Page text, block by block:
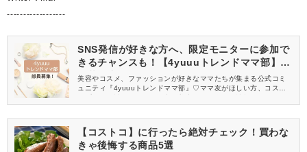
------------------
SNS発信が好きな方へ、限定モニターに参加で
きるチャンスも！【4yuuuトレンドママ部】部
員募集中
美容やコスメ、ファッションが好きなママたちが集まる公式コミ
ュニティ『4yuuuトレンドママ部』♡ママ友がほしい方、コスメサ
信してくれる方を募集しています！
【コストコ】に行ったら絶対チェック！買わな
きゃ後悔する商品5選